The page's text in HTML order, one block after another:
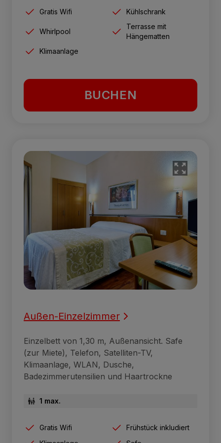
Gratis Wifi Kühlschrank
Whirlpool
Terrasse mit
Hängematten
Klimaanlage
BUCHEN
Außen-Einzelzimmer
Einzelbett von 1,30 m, Außenansicht. Safe
(zur Miete), Telefon, Satelliten-TV,
Klimaanlage, WLAN, Dusche,
Badezimmerutensilien und Haartrockne
1 max.
Gratis Wifi
Frühstück inkludiert